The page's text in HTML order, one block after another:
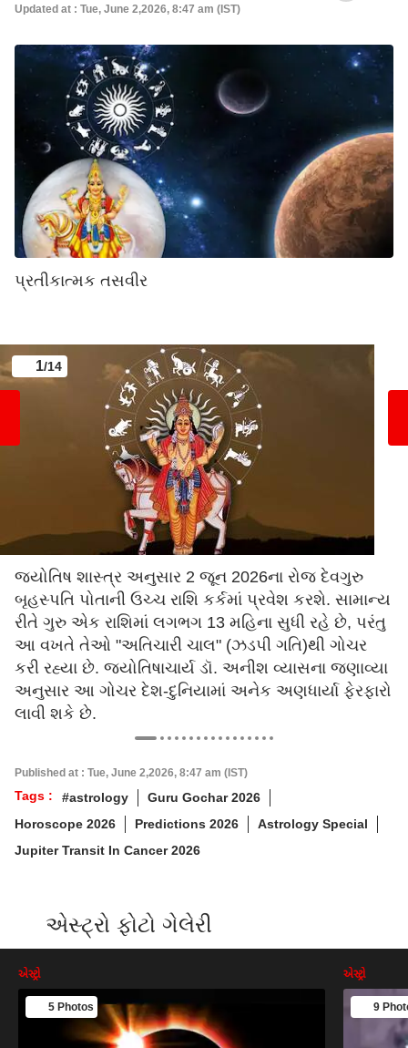
Updated at : Tue, June 2,2026, 8:47 am (IST)
પ્રતીકાત્મક તસવીર
1/14
જ્યોતિષ શાસ્ત્ર અનુસાર 2 જૂન 2026ના રોજ દેવગુરુ
બૃહસ્પતિ પોતાની ઉચ્ચ રાશિ કર્કમાં પ્રવેશ કરશે. સામાન્ય
રીતે ગુરુ એક રાશિમાં લગભગ 13 મહિના સુધી રહે છે, પરંતુ
આ વખતે તેઓ "અતિચારી ચાલ" (ઝડપી ગતિ)થી ગોચર
કરી રહ્યા છે. જ્યોતિષાચાર્ય ડૉ. અનીશ વ્યાસના જણાવ્યા
અનુસાર આ ગોચર દેશ-દુનિયામાં અનેક અણધાર્યા ફેરફારો
લાવી શકે છે.
Published at : Tue, June 2,2026, 8:47 am (IST)
Tags : #astrology
Guru Gochar 2026
Horoscope 2026
Predictions 2026
Astrology Special
Jupiter Transit In Cancer 2026
એસ્ટ્રો ફોટો ગેલેરી
એસ્ટ્રો
5 Photos
એસ્ટ્રો
9